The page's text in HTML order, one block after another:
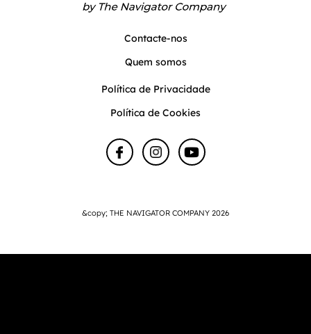
Contacte-nos
Quem somos
Política de Privacidade
Política de Cookies
&copy; THE NAVIGATOR COMPANY 2026